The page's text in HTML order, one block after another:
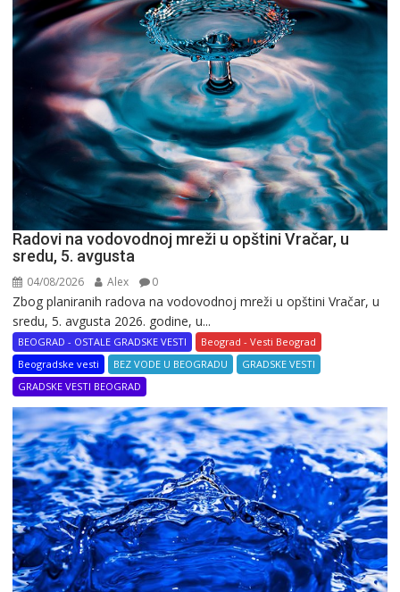
Radovi na vodovodnoj mreži u opštini Vračar, u
sredu, 5. avgusta
04/08/2026 Alex 0
Zbog planiranih radova na vodovodnoj mreži u opštini Vračar, u
sredu, 5. avgusta 2026. godine, u...
BEOGRAD - OSTALE GRADSKE VESTI
Beograd - Vesti Beograd
Beogradske vesti
BEZ VODE U BEOGRADU
GRADSKE VESTI
GRADSKE VESTI BEOGRAD